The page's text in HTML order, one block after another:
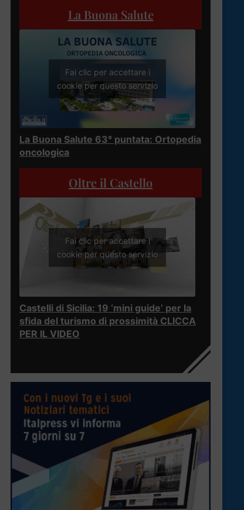
La Buona Salute
Fai clic per accettare i
cookie per questo servizio
La Buona Salute 63° puntata: Ortopedia
oncologica
Oltre il Castello
Fai clic per accettare i
cookie per questo servizio
Castelli di Sicilia: 19 ‘mini guide’ per la
sfida del turismo di prossimità CLICCA
PER IL VIDEO